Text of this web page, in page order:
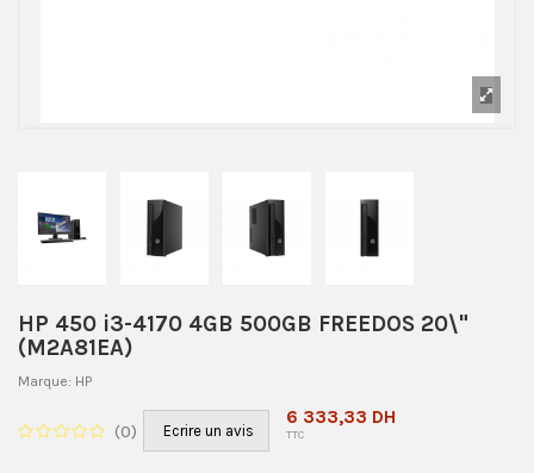
HP 450 i3-4170 4GB 500GB FREEDOS 20\"
(M2A81EA)
Marque: HP
(0) Ecrire un avis
6 333,33 DH
TTC